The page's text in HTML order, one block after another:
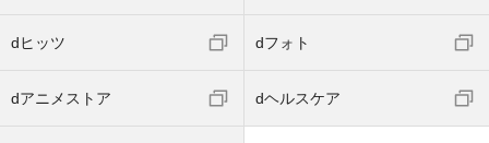
dヒッツ dフォト
dアニメストア dヘルスケア